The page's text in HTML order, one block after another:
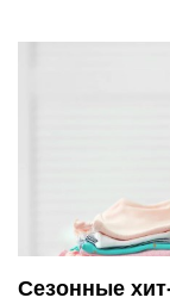
Сезонные